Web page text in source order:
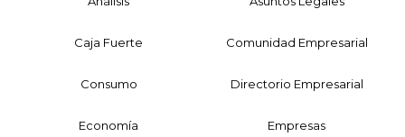
Caja Fuerte Comunidad Empresarial
Consumo Directorio Empresarial
Economía Empresas